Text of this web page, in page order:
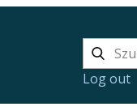
Log out